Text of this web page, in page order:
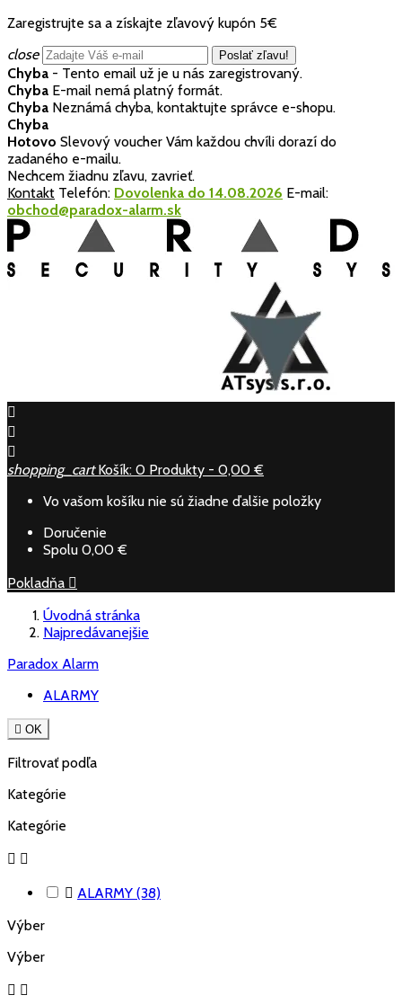
Zaregistrujte sa a získajte zľavový kupón 5€
close
Chyba - Tento email už je u nás zaregistrovaný.
Chyba E-mail nemá platný formát.
Chyba Neznámá chyba, kontaktujte správce e-shopu.
Chyba
Hotovo Slevový voucher Vám každou chvíli dorazí do
zadaného e-mailu.
Nechcem žiadnu zľavu, zavrieť.
Kontakt Telefón: Dovolenka do 14.08.2026 E-mail:
obchod@paradox-alarm.sk



shopping_cart Košík: 0 Produkty - 0,00 €
Vo vašom košíku nie sú žiadne ďalšie položky
Doručenie
Spolu 0,00 €
Pokladňa 
Úvodná stránka
Najpredávanejšie
Paradox Alarm
ALARMY
 OK
Filtrovať podľa
Kategórie
Kategórie
 
 ALARMY (38)
Výber
Výber
 